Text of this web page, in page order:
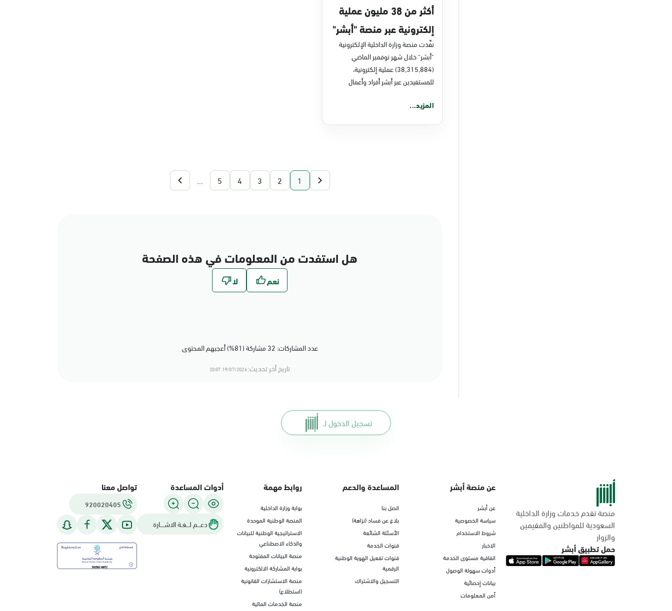
أكثر من 38 مليون عملية
إلكترونية عبر منصة "أبشر"
في نوفمبر 2025
نفَّذت منصة وزارة الداخلية الإلكترونية
"أبشر" خلال شهر نوفمبر الماضي
(38,315,884) عملية إلكترونية،
للمستفيدين عبر أبشر أفراد وأعمال
المزيد...
1
2
3
4
5
...
هل استفدت من المعلومات في هذه الصفحة
عدد المشاركات: 32 مشاركة (81%) أعجبهم المحتوى
تاريخ أخر تحديث:19/07/2026 20:07
تسجيل الدخول لـ
منصة تقدم خدمات وزارة الداخلية
السعودية للمواطنين والمقيمين
والزوار
حمل تطبيق أبشر
عن منصة أبشر
عن أبشر
سياسة الخصوصية
شروط الاستخدام
الاخبار
اتفاقية مستوى الخدمة
أدوات سهولة الوصول
بيانات إحصائية
أمن المعلومات
المساعدة والدعم
اتصل بنا
بلاغ عن فساد (نزاهة)
الأسئلة الشائعة
قنوات الخدمة
قنوات تفعيل الهوية الوطنية
الرقمية
التسجيل والاشتراك
روابط مهمة
بوابة وزارة الداخلية
المنصة الوطنية الموحدة
الاستراتيجية الوطنية للبيانات
والذكاء الاصطناعي
منصة البيانات المفتوحة
بوابة المشاركة الالكترونية
منصة الاستشارات القانونية
(استطلاع)
منصة الخدمات المالية
أدوات المساعدة
دعـــم لـــغـة الاشــــارة
تواصل معنا
920020405